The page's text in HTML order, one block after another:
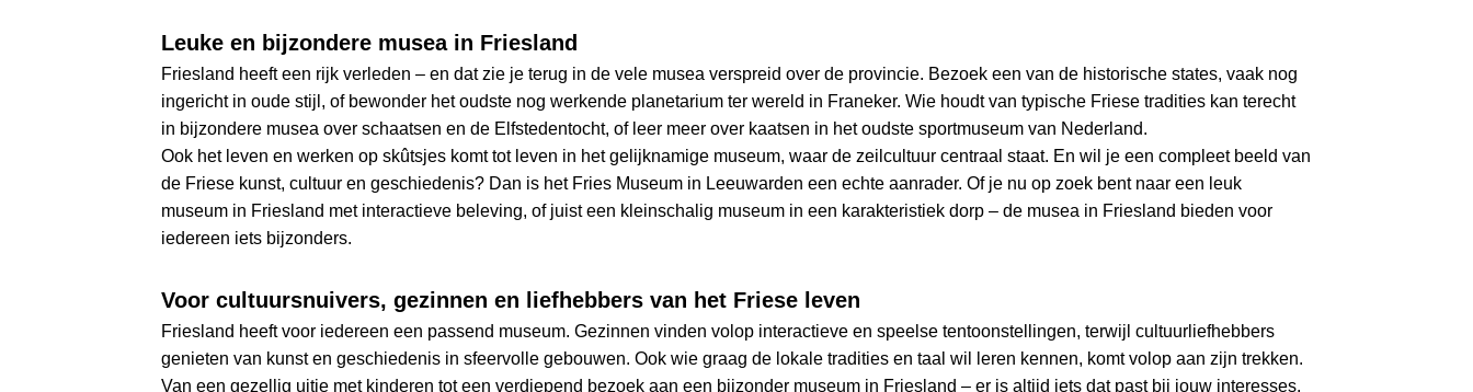
Leuke en bijzondere musea in Friesland
Friesland heeft een rijk verleden – en dat zie je terug in de vele musea verspreid over de provincie. Bezoek een van de historische states, vaak nog
ingericht in oude stijl, of bewonder het oudste nog werkende planetarium ter wereld in Franeker. Wie houdt van typische Friese tradities kan terecht
in bijzondere musea over schaatsen en de Elfstedentocht, of leer meer over kaatsen in het oudste sportmuseum van Nederland.
Ook het leven en werken op skûtsjes komt tot leven in het gelijknamige museum, waar de zeilcultuur centraal staat. En wil je een compleet beeld van
de Friese kunst, cultuur en geschiedenis? Dan is het Fries Museum in Leeuwarden een echte aanrader. Of je nu op zoek bent naar een leuk
museum in Friesland met interactieve beleving, of juist een kleinschalig museum in een karakteristiek dorp – de musea in Friesland bieden voor
iedereen iets bijzonders.
Voor cultuursnuivers, gezinnen en liefhebbers van het Friese leven
Friesland heeft voor iedereen een passend museum. Gezinnen vinden volop interactieve en speelse tentoonstellingen, terwijl cultuurliefhebbers
genieten van kunst en geschiedenis in sfeervolle gebouwen. Ook wie graag de lokale tradities en taal wil leren kennen, komt volop aan zijn trekken.
Van een gezellig uitje met kinderen tot een verdiepend bezoek aan een bijzonder museum in Friesland – er is altijd iets dat past bij jouw interesses.